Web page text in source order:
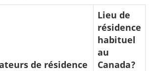
de résidence
Lieu de
résidence
habituel
au
Canada?